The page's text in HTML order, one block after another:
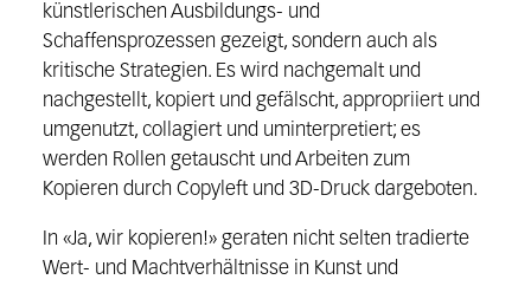
künstlerischen Ausbildungs- und
Schaffensprozessen gezeigt, sondern auch als
kritische Strategien. Es wird nachgemalt und
nachgestellt, kopiert und gefälscht, appropriiert und
umgenutzt, collagiert und uminterpretiert; es
werden Rollen getauscht und Arbeiten zum
Kopieren durch Copyleft und 3D-Druck dargeboten.
In «Ja, wir kopieren!» geraten nicht selten tradierte
Wert- und Machtverhältnisse in Kunst und